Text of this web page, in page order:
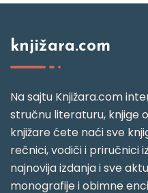
knjižara.com
Na sajtu Knjižara.com
stručnu literaturu, knjige
knjižare ćete naći sve
rečnici, vodiči i priručnici
najnovija izdanja i sve
monografije i obimne